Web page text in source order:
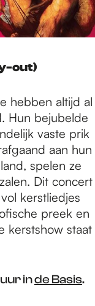
out)
hebben altijd al
Hun bejubelde
vaste prik
aan hun
spelen ze
Dit concert
kerstliedjes
preek en
kerstshow staat
inde Basis.